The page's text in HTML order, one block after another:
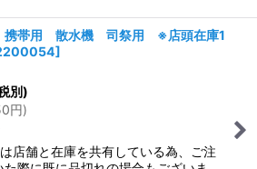
携帯用 散水機 司祭用 ※店頭在庫1
]
別)
円)
店舗と在庫を共有している為、ご注